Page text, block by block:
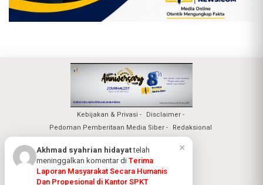
Kebijakan & Privasi
Disclaimer
Pedoman Pemberitaan Media Siber
Redaksional
Nuansa Realita Jaya 2026